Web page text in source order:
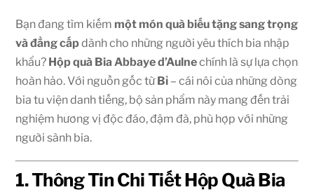
Bạn đang tìm kiếm một món quà biếu tặng sang trọng
và đẳng cấpdành cho những người yêu thích bia nhập
khẩu? Hộp quà Bia Abbaye d’Aulnechính là sự lựa chọn
hoàn hảo. Với nguồn gốc từBỉ – cái nôi của những dòng
bia tu viện danh tiếng, bộ sản phẩm này mang đến trải
nghiệm hương vị độc đáo, đậm đà, phù hợp với những
người sành bia.
1. Thông Tin Chi Tiết Hộp Quà Bia